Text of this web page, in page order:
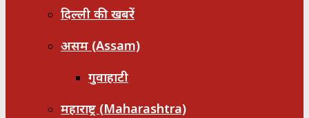
दिल्ली की खबरें
असम (Assam)
गुवाहाटी
महाराष्ट्र (Maharashtra)